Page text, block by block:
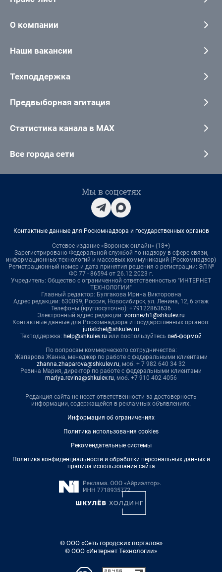
О компании
Наши вакансии
Техподдержка
Предвыборная агитация
Статистика канала в MAX
Все города сети
Мы в соцсетях
Контактные данные для Роскомнадзора и государственных органов
Сетевое издание «Воронеж онлайн» (18+)
Зарегистрировано Федеральной службой по надзору в сфере связи,
информационных технологий и массовых коммуникаций (Роскомнадзор)
Регистрационный номер и дата принятия решения о регистрации: ЭЛ №
ФС 77 - 86594 от 26.12.2023 г.
Учредитель: Общество с ограниченной ответственностью "ИНТЕРНЕТ
ТЕХНОЛОГИИ"
Главный редактор: Булгакова Ирина Викторовна
Адрес редакции: 630099, Россия, Новосибирск, ул. Ленина, 12, 6 этаж
Телефоны (круглосуточно): +79122863636
Электронный адрес редакции: voronezh1@shkulev.ru
Контактные данные для Роскомнадзора и государственных органов:
juristchel@shkulev.ru
Техподдержка: help@shkulev.ru или воспользуйтесь веб-формой
По вопросам коммерческого сотрудничества:
Жапарова Жанна, менеджер по работе с федеральными клиентами
zhanna.zhaparova@shkulev.ru, моб. + 7 982 640 34 32
Ревина Мария, директор по работе с федеральными клиентами
mariya.revina@shkulev.ru, моб. +7 910 402 4056
Редакция сайта не несет ответственности за достоверность
информации, содержащейся в рекламных объявлениях.
Информация об ограничениях
Политика использования cookies
Рекомендательные системы
Политика конфиденциальности и обработки персональных данных и
правила использования сайта
© ООО «Сеть городских порталов»
© ООО «Интернет Технологии»